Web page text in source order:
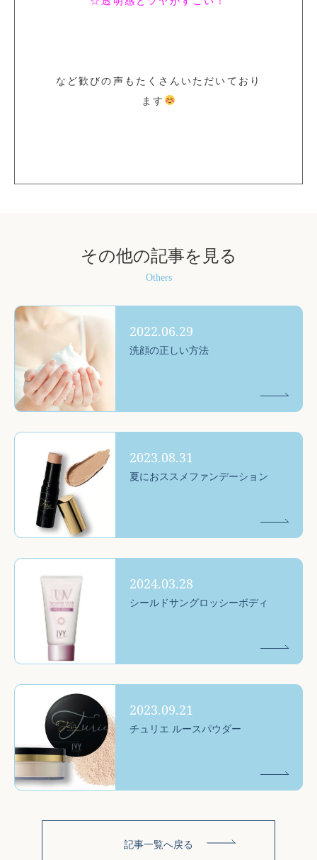
など歓びの声もたくさんいただいており
ます
その他の記事を見る
Others
2022.06.29
洗顔の正しい方法
2023.08.31
夏におススメファンデーション
2024.03.28
シールドサングロッシーボディ
2023.09.21
チュリエ ルースパウダー
記事一覧へ戻る